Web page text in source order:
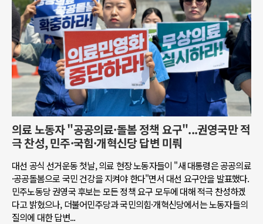
의료 노동자 "공공의료·돌봄 정책 요구"...권영국만 적
극 찬성, 민주·국힘·개혁신당 답변 미뤄
대선 공식 선거운동 첫날, 의료 현장 노동자들이 "새 대통령은 공공의료
·공공돌봄으로 국민 건강을 지켜야 한다"면서 대선 요구안을 발표했다.
민주노동당 권영국 후보는 모든 정책 요구 모두에 대해 적극 찬성하겠
다고 밝혔으나, 더불어민주당과 국민의힘·개혁신당에서는 노동자들의
질의에 대한 답변...